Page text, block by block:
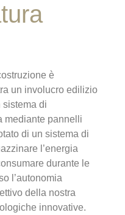
è
un involucro edilizio
sistema di
mediante pannelli
di un sistema di
l’energia
durante le
l’autonomia
della nostra
innovative.